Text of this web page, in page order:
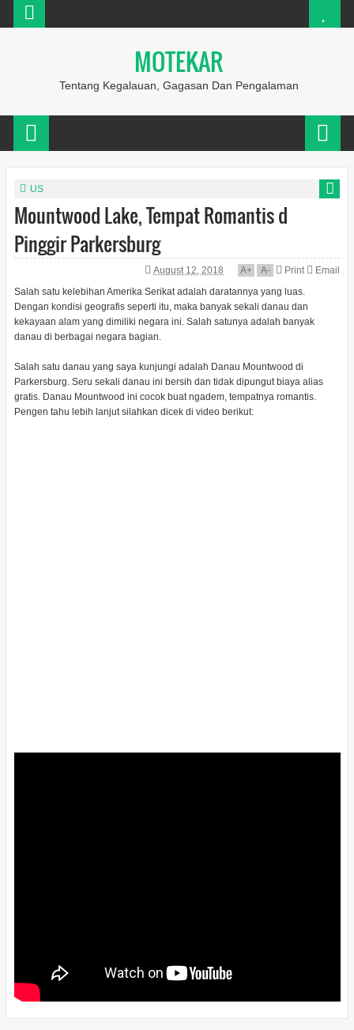
MOTEKAR
Tentang Kegalauan, Gagasan Dan Pengalaman
US
Mountwood Lake, Tempat Romantis d
Pinggir Parkersburg
August 12, 2018 A+ A- Print
Email
Salah satu kelebihan Amerika Serikat adalah daratannya yang luas.
Dengan kondisi geografis seperti itu, maka banyak sekali danau dan
kekayaan alam yang dimiliki negara ini. Salah satunya adalah banyak
danau di berbagai negara bagian.
Salah satu danau yang saya kunjungi adalah Danau Mountwood di
Parkersburg. Seru sekali danau ini bersih dan tidak dipungut biaya alias
gratis. Danau Mountwood ini cocok buat ngadem, tempatnya romantis.
Pengen tahu lebih lanjut silahkan dicek di video berikut: